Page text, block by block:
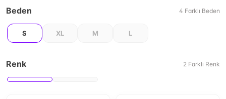
Beden 4 Farklı Beden
S XL M L
Renk 2 Farklı Renk